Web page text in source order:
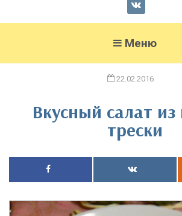
Меню
22.02.2016
Вкусный салат из
трески